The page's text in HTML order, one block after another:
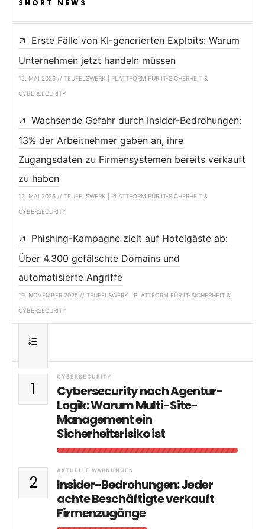
SHORT NEWS
Erste Fälle von KI-generierten Exploits: Warum
Unternehmen jetzt handeln müssen
12. MAI 2026 // TEUFELSWERK | PLATTFORM FÜR IT-SICHERHEIT &
CYBERSECURITY
Wachsende Gefahr durch Insider-Bedrohungen:
13% der Arbeitnehmer gaben an, ihre
Zugangsdaten zu Firmensystemen bereits verkauft
zu haben
12. MAI 2026 // TEUFELSWERK | PLATTFORM FÜR IT-SICHERHEIT &
CYBERSECURITY
Phishing-Kampagne zielt auf Hotelgäste ab:
Über 4.300 gefälschte Domains und
automatisierte Angriffe
19. NOVEMBER 2025 // TEUFELSWERK | PLATTFORM FÜR IT-SICHERHEIT &
CYBERSECURITY
1
CYBERSECURITY
Cybersecurity nach Agentur-
Logik: Warum Multi-Site-
Management ein
Sicherheitsrisiko ist
2
AKTUELLE WARNUNGEN
Insider-Bedrohungen: Jeder
achte Beschäftigte verkauft
Firmenzugänge